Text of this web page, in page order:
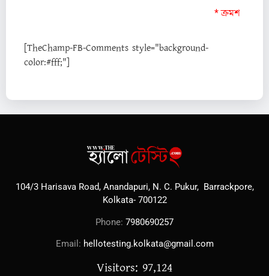
* ক্রমশ
[TheChamp-FB-Comments style="background-
color:#fff;"]
104/3 Harisava Road, Anandapuri, N. C. Pukur, Barrackpore,
Kolkata- 700122
Phone: 7980690257
Email: hellotesting.kolkata@gmail.com
Visitors: 97,124